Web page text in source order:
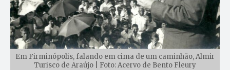
Em Firminópolis, falando em cima de um caminhão, Almir
Turisco de Araújo | Foto: Acervo de Bento Fleury